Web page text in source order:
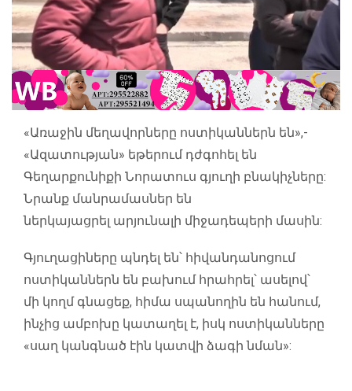
«Առաջին մեղավորները ոստիկաններն են»,-
«Ազատության» եթերում դժգոհել են
Գեղարքունիքի Նորատուս գյուղի բնակիչները:
Նրանք մանրամասներ են
ներկայացրել արյունալի միջադեպերի մասին:
Գյուղացիները պնդել են՝ հիվանդանոցում
ոստիկաններն են բախում հրահրել՝ ասելով՝
մի կողմ գնացեք, հիմա սպանողին են հանում,
ինչից ամբոխը կատաղել է, իսկ ոստիկանները
«սաղ կանգնած էին կատվի ձագի նման»: